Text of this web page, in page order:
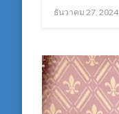
Posted
ธันวาคม 27, 2024